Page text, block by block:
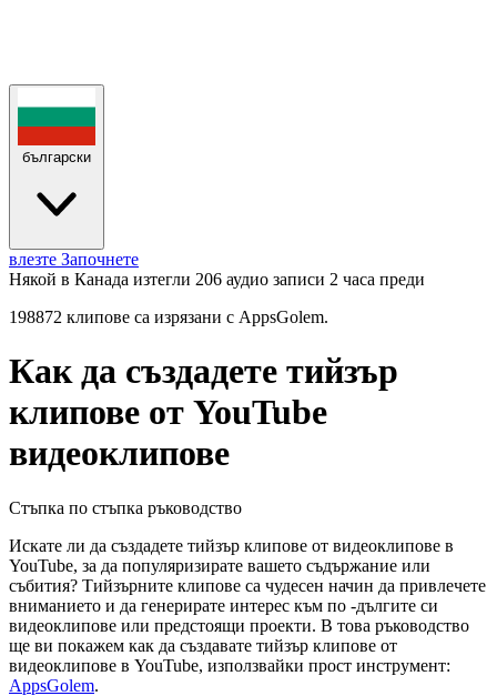
български
влезте Започнете
Някой в Канада изтегли 206 аудио записи 2 часа преди
198872 клипове са изрязани с AppsGolem.
Как да създадете тийзър
клипове от YouTube
видеоклипове
Стъпка по стъпка ръководство
Искате ли да създадете тийзър клипове от видеоклипове в
YouTube, за да популяризирате вашето съдържание или
събития? Тийзърните клипове са чудесен начин да привлечете
вниманието и да генерирате интерес към по -дългите си
видеоклипове или предстоящи проекти. В това ръководство
ще ви покажем как да създавате тийзър клипове от
видеоклипове в YouTube, използвайки прост инструмент:
AppsGolem.